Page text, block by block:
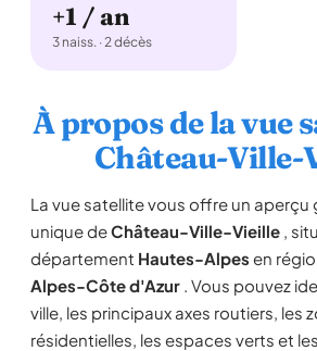
+1 / an
3 naiss. · 2 décès
À propos de la vue
Château-Ville-
La vue satellite vous offre un
unique deChâteau-Ville-Vieille ,
département Hautes-Alpes en
Alpes-Côte d'Azur . Vous pouvez
ville, les principaux axes routiers, les
résidentielles, les espaces verts et